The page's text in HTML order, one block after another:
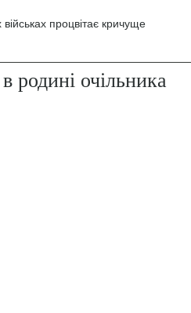
процвітає кричуще
родині очільника